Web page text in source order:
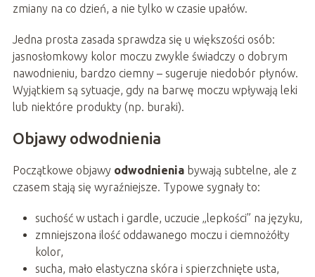
zmiany na co dzień, a nie tylko w czasie upałów.
Jedna prosta zasada sprawdza się u większości osób:
jasnosłomkowy kolor moczu zwykle świadczy o dobrym
nawodnieniu, bardzo ciemny – sugeruje niedobór płynów.
Wyjątkiem są sytuacje, gdy na barwę moczu wpływają leki
lub niektóre produkty (np. buraki).
Objawy odwodnienia
Początkowe objawy odwodnieniabywają subtelne, ale z
czasem stają się wyraźniejsze. Typowe sygnały to:
suchość w ustach i gardle, uczucie „lepkości” na języku,
zmniejszona ilość oddawanego moczu i ciemnożółty
kolor,
sucha, mało elastyczna skóra i spierzchnięte usta,